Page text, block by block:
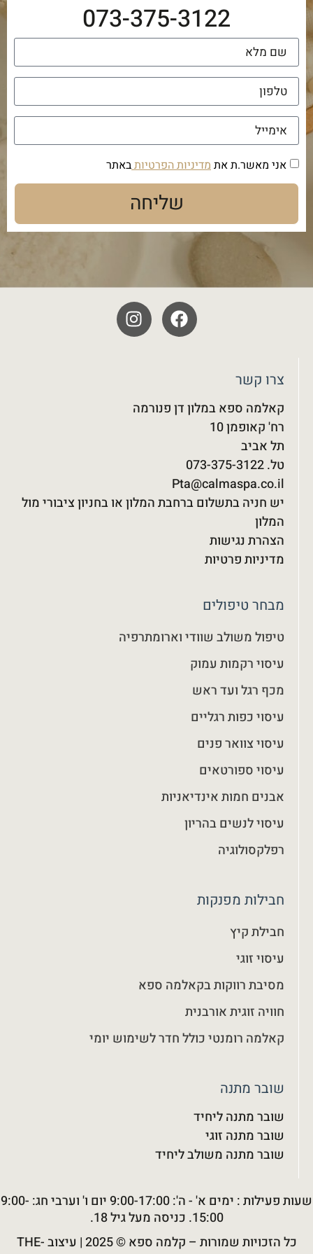
073-375-3122
אני מאשר.ת את מדיניות הפרטיותבאתר
שליחה
צרו קשר
קאלמה ספא במלון דן פנורמה
רח' קאופמן 10
תל אביב
טל. 073-375-3122‬
Pta@calmaspa.co.il
יש חניה בתשלום ברחבת המלון או בחניון ציבורי מול
המלון
הצהרת נגישות
מדיניות פרטיות
מבחר טיפולים
טיפול משולב שוודי וארומתרפיה
עיסוי רקמות עמוק
מכף רגל ועד ראש
עיסוי כפות רגליים
עיסוי צוואר פנים
עיסוי ספורטאים
אבנים חמות אינדיאניות
עיסוי לנשים בהריון
רפלקסולוגיה
חבילות מפנקות
חבילת קיץ
עיסוי זוגי
מסיבת רווקות בקאלמה ספא
חוויה זוגית אורבנית
קאלמה רומנטי כולל חדר לשימוש יומי
שובר מתנה
שובר מתנה ליחיד
שובר מתנה זוגי
שובר מתנה משולב ליחיד
שעות פעילות : ימים א' - ה': 9:00-17:00 יום ו' וערבי חג: 9:00-
15:00. כניסה מעל גיל 18.
כל הזכויות שמורות – קלמה ספא© 2025 |
עיצוב THE-